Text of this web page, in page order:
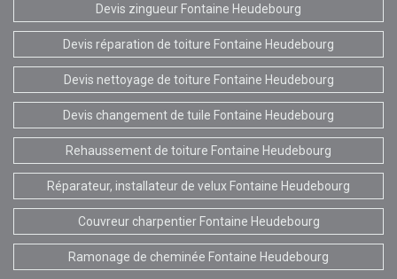
Devis zingueur Fontaine Heudebourg
Devis réparation de toiture Fontaine Heudebourg
Devis nettoyage de toiture Fontaine Heudebourg
Devis changement de tuile Fontaine Heudebourg
Rehaussement de toiture Fontaine Heudebourg
Réparateur, installateur de velux Fontaine Heudebourg
Couvreur charpentier Fontaine Heudebourg
Ramonage de cheminée Fontaine Heudebourg